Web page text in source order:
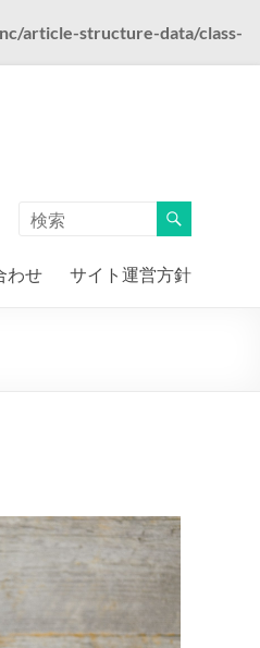
article-structure-data/class-
わせ サイト運営方針